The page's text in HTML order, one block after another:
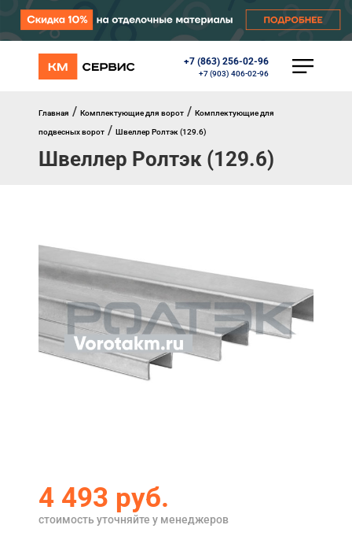
+7 (863) 256-02-96
+7 (903) 406-02-96
КАТАЛОГ
Перегрузочное оборудование
Уличные калитки
Комплектующие
Маркизы
Окна, порталы, двери
Главная
Кредит
Главная / Комплектующие для ворот / Комплектующие для
подвесных ворот / Швеллер Ролтэк (129.6)
Швеллер Ролтэк (129.6)
4 493 руб.
стоимость уточняйте у менеджеров